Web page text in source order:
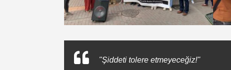
"Şiddeti tolere etmeyeceğiz!"